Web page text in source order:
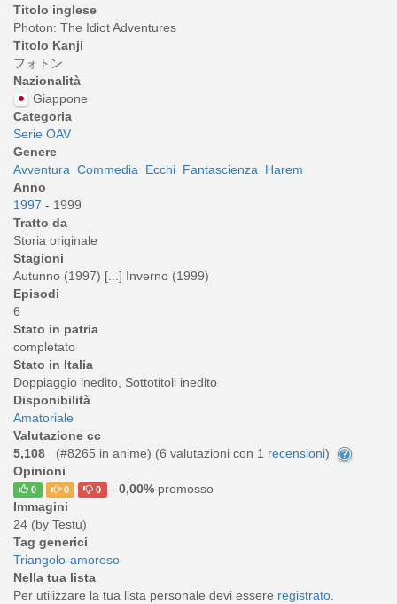
Titolo inglese
Photon: The Idiot Adventures
Titolo Kanji
フォトン
Nazionalità
Giappone
Categoria
Serie OAV
Genere
Avventura Commedia Ecchi Fantascienza
Harem
Anno
1997 - 1999
Tratto da
Storia originale
Stagioni
Autunno (1997) [...] Inverno (1999)
Episodi
6
Stato in patria
completato
Stato in Italia
Doppiaggio inedito, Sottotitoli inedito
Disponibilità
Amatoriale
Valutazione cc
5,108
(#8265 in anime) (6 valutazioni con 1 recensioni)
Opinioni
0 0 0 - 0,00%promosso
Immagini
24 (by Testu)
Tag generici
Triangolo-amoroso
Nella tua lista
Per utilizzare la tua lista personale devi essere registrato.